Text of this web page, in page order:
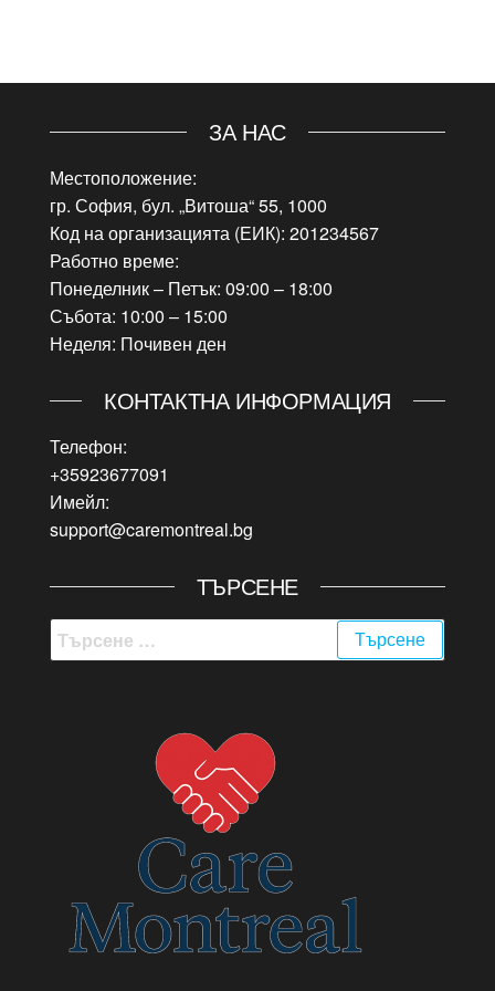
ЗА НАС
Местоположение:
гр. София, бул. „Витоша“ 55, 1000
Код на организацията (ЕИК): 201234567
Работно време:
Понеделник – Петък: 09:00 – 18:00
Събота: 10:00 – 15:00
Неделя: Почивен ден
КОНТАКТНА ИНФОРМАЦИЯ
Телефон:
+35923677091
Имейл:
support@caremontreal.bg
ТЪРСЕНЕ
Търсене
за: